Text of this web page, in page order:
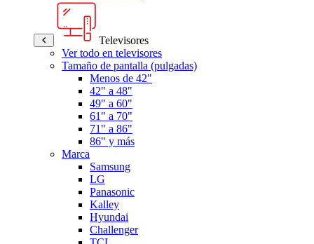
Televisores
Ver todo en televisores
Tamaño de pantalla (pulgadas)
Menos de 42"
42" a 48"
49" a 60"
61" a 70"
71" a 86"
86" y más
Marca
Samsung
LG
Panasonic
Kalley
Hyundai
Challenger